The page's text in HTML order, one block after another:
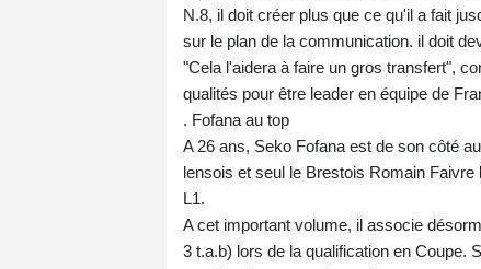
N.8, il doit créer plus que ce qu'il a fait
sur le plan de la communication. il doit
"Cela l'aidera à faire un gros transfert",
qualités pour être leader en équipe de
. Fofana au top
A 26 ans, Seko Fofana est de son côté
lensois et seul le Brestois Romain
L1.
A cet important volume, il associe
3 t.a.b) lors de la qualification en Coupe.